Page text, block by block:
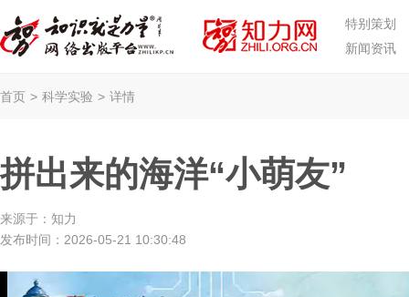
特别策划
新闻资讯
首页 > 科学实验 > 详情
拼出来的海洋“小萌友”
来源于： 知力
发布时间： 2026-05-21 10:30:48